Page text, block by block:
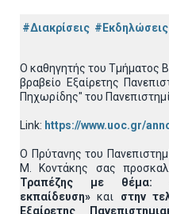
#Διακρίσεις #Εκδηλώσεις
Ο καθηγητής του Τμήματος
βραβείο Εξαίρετης
Πηχωρίδης" του
Link: https://www.uoc.gr/
Ο Πρύτανης του
Μ. Κοντάκης σας
Τραπέζης με θέμα:
εκπαίδευση»και στην
Εξαίρετης